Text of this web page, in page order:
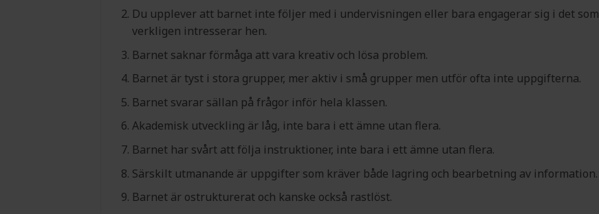
Du upplever att barnet inte följer med i undervisningen eller bara engagerar sig i det som
verkligen intresserar hen.
Barnet saknar förmåga att vara kreativ och lösa problem.
Barnet är tyst i stora grupper, mer aktiv i små grupper men utför ofta inte uppgifterna.
Barnet svarar sällan på frågor inför hela klassen.
Akademisk utveckling är låg, inte bara i ett ämne utan flera.
Barnet har svårt att följa instruktioner, inte bara i ett ämne utan flera.
Särskilt utmanande är uppgifter som kräver både lagring och bearbetning av information.
Barnet är ostrukturerat och kanske också rastlöst.